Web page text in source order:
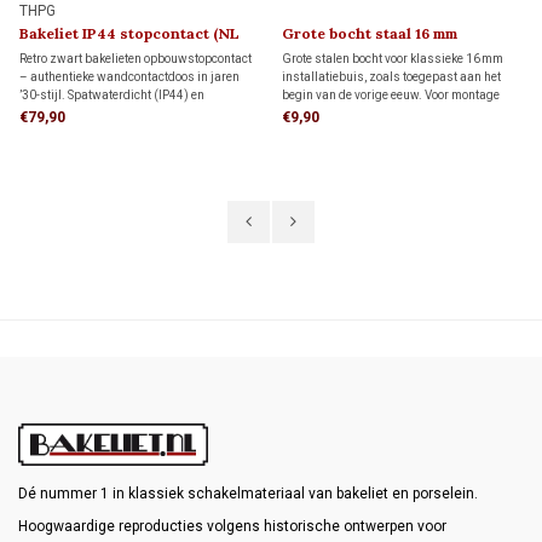
THPG
Bakeliet IP44 stopcontact (NL
kindveilig) 1930
Retro zwart bakelieten opbouwstopcontact
– authentieke wandcontactdoos in jaren
’30-stijl. Spatwaterdicht (IP44) en
uitgevoerd met boveninvoer. Het onderblok
€79,90
Grote bocht staal 16 mm
Grote stalen bocht voor klassieke 16 mm
installatiebuis, zoals toegepast aan het
begin van de vorige eeuw. Voor montage
aan een buis zijn twee sokken nodig, die
€9,90
Dé nummer 1 in klassiek schakelmateriaal van bakeliet en porselein.
Hoogwaardige reproducties volgens historische ontwerpen voor